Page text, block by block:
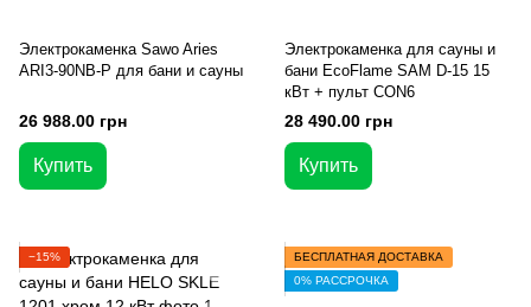
Электрокаменка Sawo Aries
ARI3-90NB-P для бани и сауны
26 988.00 грн
Купить
Электрокаменка для сауны и
бани EcoFlame SAM D-15 15
кВт + пульт CON6
28 490.00 грн
Купить
−15%
БЕСПЛАТНАЯ ДОСТАВКА
0% РАССРОЧКА